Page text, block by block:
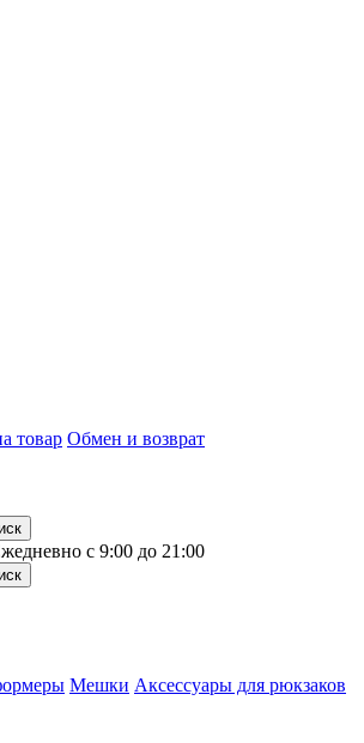
товар Обмен и возврат
с 9:00 до 21:00
Мешки Аксессуары для рюкзаков